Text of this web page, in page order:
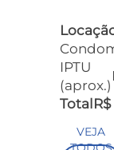
IPTU
(aprox.)
Total
VEJA